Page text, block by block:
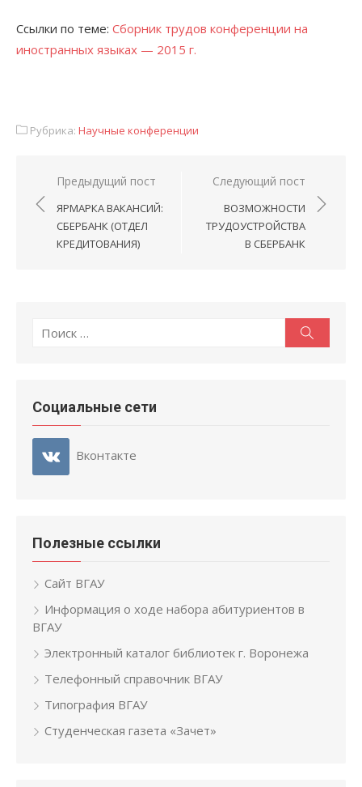
Ссылки по теме: Сборник трудов конференции на
иностранных языках — 2015 г.
Рубрика: Научные конференции
Навигация
по
записям
Предыдущий пост
ЯРМАРКА ВАКАНСИЙ:
СБЕРБАНК (ОТДЕЛ
КРЕДИТОВАНИЯ)
Следующий пост
ВОЗМОЖНОСТИ
ТРУДОУСТРОЙСТВА
В СБЕРБАНК
Поиск:
Социальные сети
Вконтакте
Полезные ссылки
Сайт ВГАУ
Информация о ходе набора абитуриентов в
ВГАУ
Электронный каталог библиотек г. Воронежа
Телефонный справочник ВГАУ
Типография ВГАУ
Студенческая газета «Зачет»